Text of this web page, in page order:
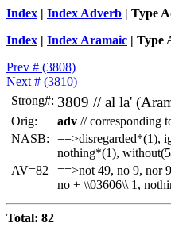
Index | Index Adverb | Type
Index | Index Aramaic | Type
Prev # (3808)
Next # (3810)
Strong#: 3809 //al la'
Orig: adv // corresponding
NASB:
==>disregarded*(1),
nothing*(1),
AV=82
==>not 49, no 9, nor
no + \\03606\\ 1,
Total: 82